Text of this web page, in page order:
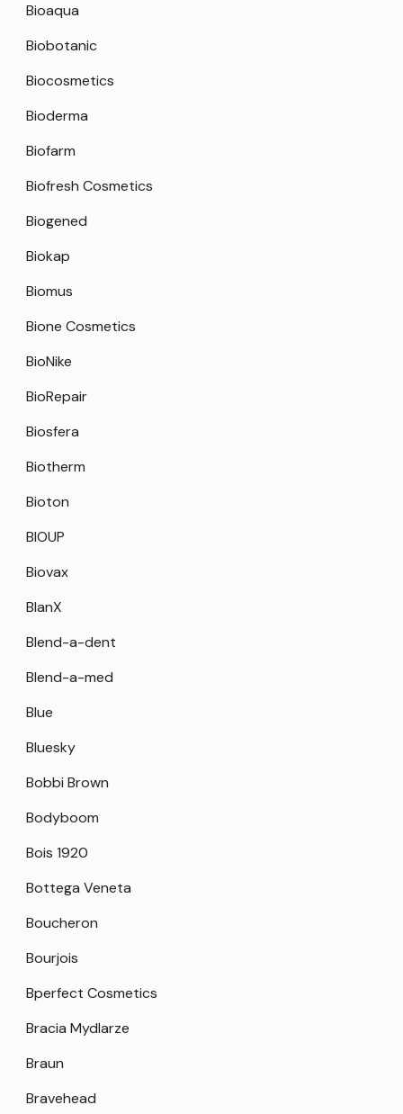
Bioaqua
Biobotanic
Biocosmetics
Bioderma
Biofarm
Biofresh Cosmetics
Biogened
Biokap
Biomus
Bione Cosmetics
BioNike
BioRepair
Biosfera
Biotherm
Bioton
BIOUP
Biovax
BlanX
Blend-a-dent
Blend-a-med
Blue
Bluesky
Bobbi Brown
Bodyboom
Bois 1920
Bottega Veneta
Boucheron
Bourjois
Bperfect Cosmetics
Bracia Mydlarze
Braun
Bravehead